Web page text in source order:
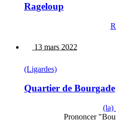
Rageloup
13 mars 2022
(Ligardes)
Quartier de Bourgade
(la)
Prononcer